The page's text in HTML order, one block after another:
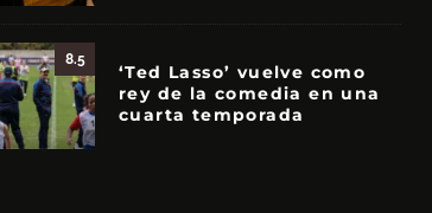
8.5
‘Ted Lasso’ vuelve como
rey de la comedia en una
cuarta temporada